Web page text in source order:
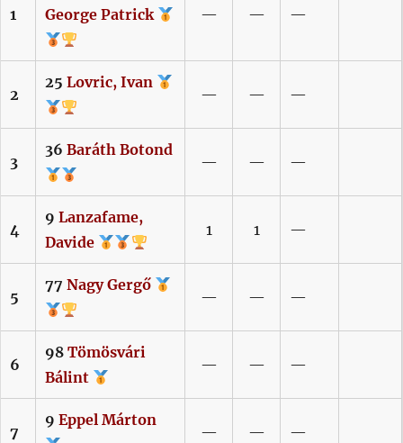
1
George Patrick
— — —
2
25 Lovric, Ivan
— — —
3
36 Baráth Botond
— — —
4
9 Lanzafame,
Davide
1 1 —
5
77 Nagy Gergő
— — —
6
98 Tömösvári
Bálint
— — —
7
9 Eppel Márton
— — —